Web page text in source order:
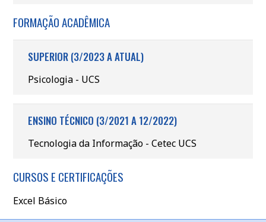
FORMAÇÃO ACADÊMICA
SUPERIOR (3/2023 A ATUAL)
Psicologia - UCS
ENSINO TÉCNICO (3/2021 A 12/2022)
Tecnologia da Informação - Cetec UCS
CURSOS E CERTIFICAÇÕES
Excel Básico